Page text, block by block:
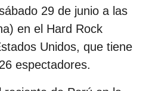
29 de junio a las
en el Hard Rock
Unidos, que tiene
espectadores.